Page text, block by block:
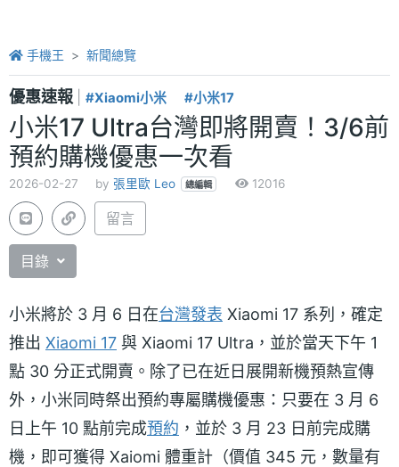
手機王 新聞總覽
優惠速報 #Xiaomi小米 #小米17
小米17 Ultra台灣即將開賣！3/6前
預約購機優惠一次看
2026-02-27 by 張里歐 Leo 總編輯 12016
留言
目錄
小米將於 3 月 6 日在台灣發表 Xiaomi 17 系列，確定
推出 Xiaomi 17 與 Xiaomi 17 Ultra，並於當天下午 1
點 30 分正式開賣。除了已在近日展開新機預熱宣傳
外，小米同時祭出預約專屬購機優惠：只要在 3 月 6
日上午 10 點前完成預約 ，並於 3 月 23 日前完成購
機，即可獲得 Xaiomi 體重計（價值 345 元，數量有